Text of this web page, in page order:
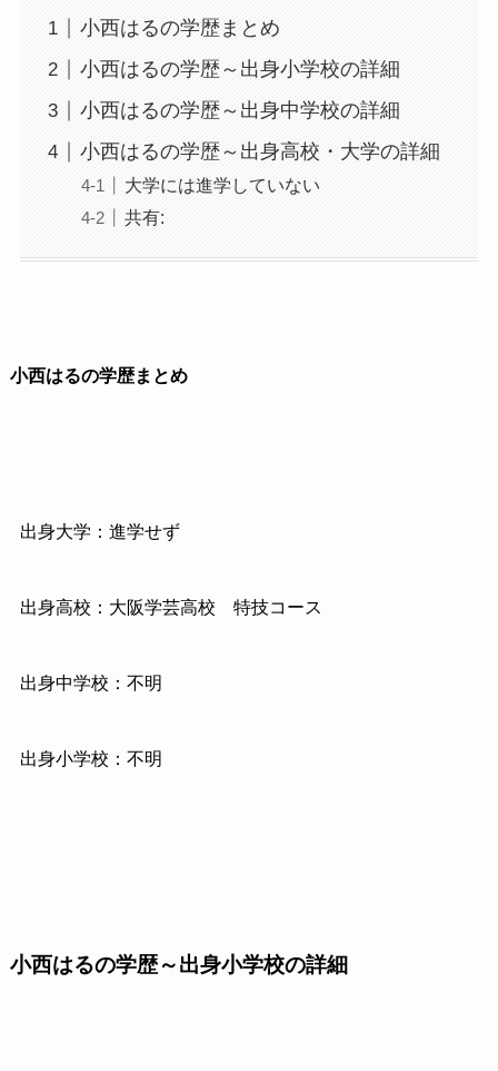
小西はるの学歴まとめ
小西はるの学歴～出身小学校の詳細
小西はるの学歴～出身中学校の詳細
小西はるの学歴～出身高校・大学の詳細
大学には進学していない
共有:
小西はるの学歴まとめ
出身大学：進学せず
出身高校：大阪学芸高校 特技コース
出身中学校：不明
出身小学校：不明
小西はるの学歴～出身小学校の詳細